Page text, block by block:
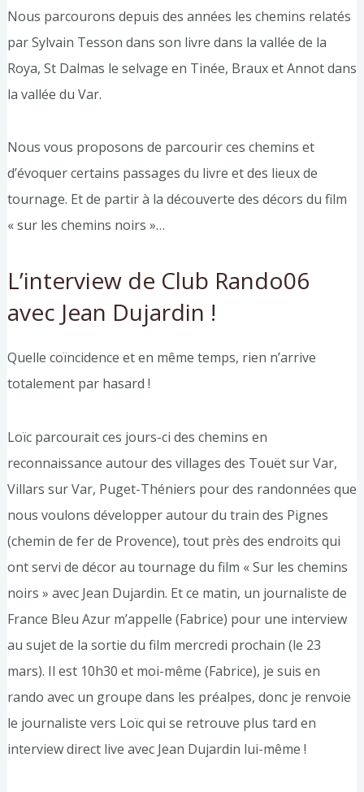
Nous parcourons depuis des années les chemins relatés
par Sylvain Tesson dans son livre dans la vallée de la
Roya, St Dalmas le selvage en Tinée, Braux et Annot dans
la vallée du Var.
Nous vous proposons de parcourir ces chemins et
d’évoquer certains passages du livre et des lieux de
tournage. Et de partir à la découverte des décors du film
« sur les chemins noirs »…
L’interview de Club Rando06
avec Jean Dujardin !
Quelle coïncidence et en même temps, rien n’arrive
totalement par hasard !
Loïc parcourait ces jours-ci des chemins en
reconnaissance autour des villages des Touët sur Var,
Villars sur Var, Puget-Théniers pour des randonnées que
nous voulons développer autour du train des Pignes
(chemin de fer de Provence), tout près des endroits qui
ont servi de décor au tournage du film « Sur les chemins
noirs » avec Jean Dujardin. Et ce matin, un journaliste de
France Bleu Azur m’appelle (Fabrice) pour une interview
au sujet de la sortie du film mercredi prochain (le 23
mars). Il est 10h30 et moi-même (Fabrice), je suis en
rando avec un groupe dans les préalpes, donc je renvoie
le journaliste vers Loïc qui se retrouve plus tard en
interview direct live avec Jean Dujardin lui-même !